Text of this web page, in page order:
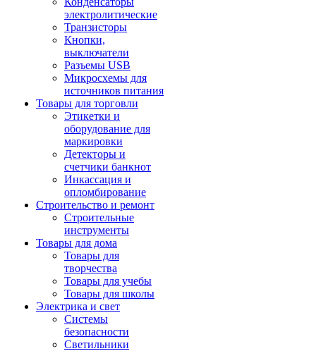
электролитические
Транзисторы
Кнопки,
выключатели
Разъемы USB
Микросхемы для
источников питания
Товары для торговли
Этикетки и
оборудование для
маркировки
Детекторы и
счетчики банкнот
Инкассация и
опломбирование
Строительство и ремонт
Строительные
инструменты
Товары для дома
Товары для
творчества
Товары для учебы
Товары для школы
Электрика и свет
Системы
безопасности
Светильники